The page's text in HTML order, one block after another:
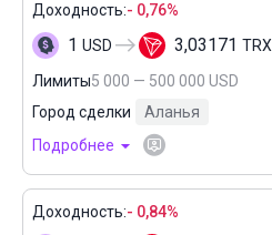
Доходность:- 0,76%
1 USD 3,03171 TRX
Лимиты5 000 — 500 000 USD
Город сделки
Аланья
Подробнее
Доходность:- 0,84%